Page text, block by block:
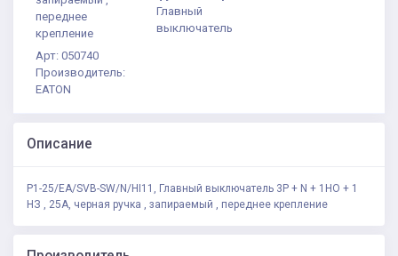
переднее
крепление
Арт: 050740
Производитель:
EATON
Главный
выключатель
Описание
P1-25/EA/SVB-SW/N/HI11, Главный выключатель 3P + N + 1НО + 1
НЗ , 25А, черная ручка , запираемый , переднее крепление